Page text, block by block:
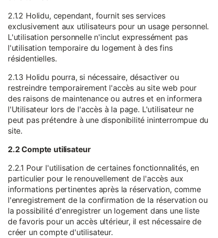
2.1.2 Holidu, cependant, fournit ses services
exclusivement aux utilisateurs pour un usage personnel.
L'utilisation personnelle n'inclut expressément pas
l'utilisation temporaire du logement à des fins
résidentielles.
2.1.3 Holidu pourra, si nécessaire, désactiver ou
restreindre temporairement l'accès au site web pour
des raisons de maintenance ou autres et en informera
l'Utilisateur lors de l'accès à la page. L'utilisateur ne
peut pas prétendre à une disponibilité ininterrompue du
site.
2.2 Compte utilisateur
2.2.1 Pour l'utilisation de certaines fonctionnalités, en
particulier pour le renouvellement de l'accès aux
informations pertinentes après la réservation, comme
l'enregistrement de la confirmation de la réservation ou
la possibilité d'enregistrer un logement dans une liste
de favoris pour un accès ultérieur, il est nécessaire de
créer un compte d'utilisateur.